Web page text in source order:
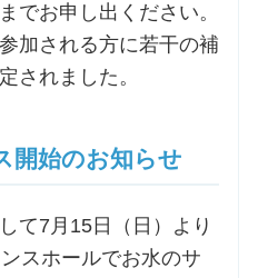
でお申し出ください。
加される方に若干の補
されました。
開始のお知らせ
て7月15日（日）より
スホールでお水のサ